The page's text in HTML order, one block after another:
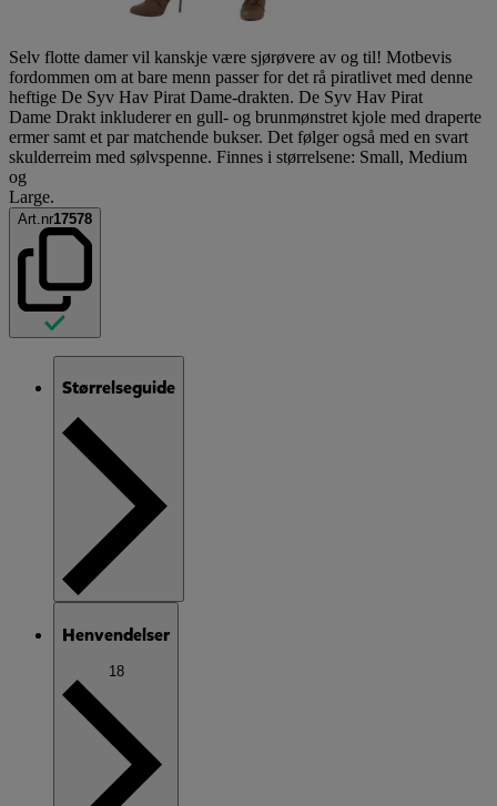
Selv flotte damer vil kanskje være sjørøvere av og til! Motbevis
fordommen om at bare menn passer for det rå piratlivet med denne
heftige De Syv Hav Pirat Dame-drakten. De Syv Hav Pirat
Dame Drakt inkluderer en gull- og brunmønstret kjole med draperte
ermer samt et par matchende bukser. Det følger også med en svart
skulderreim med sølvspenne. Finnes i størrelsene: Small, Medium
og
Large.
Art.nr17578
Størrelseguide
Henvendelser
18